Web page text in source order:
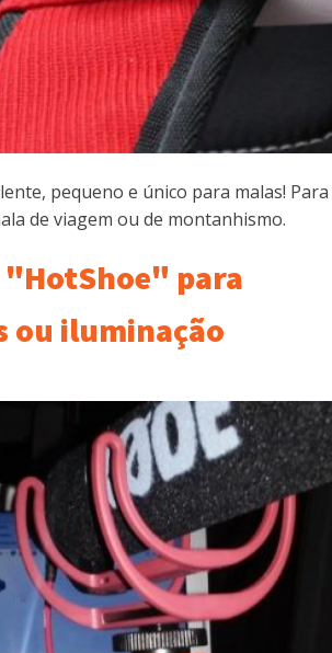
pequeno e único para malas! Para
de viagem ou de montanhismo.
para
ou iluminação